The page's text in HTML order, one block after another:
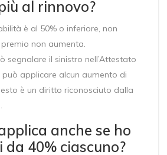
al rinnovo?
è al 50% o inferiore, non
non aumenta.
segnalare il sinistro nell’Attestato
può applicare alcun aumento di
è un diritto riconosciuto dalla
anche se ho
40% ciascuno?